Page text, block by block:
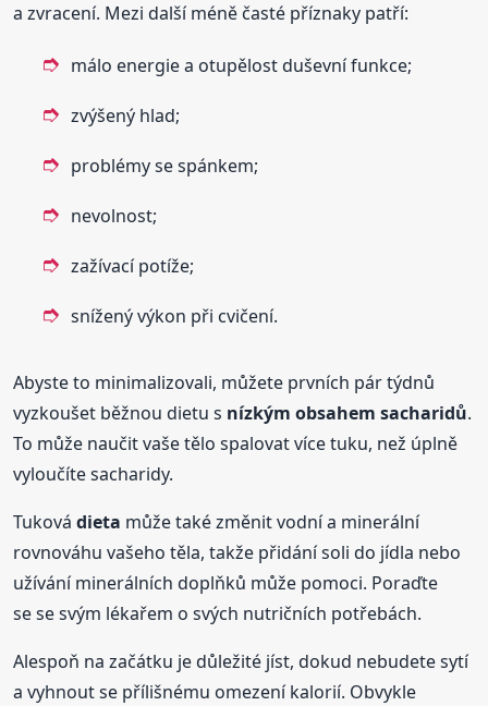
a zvracení. Mezi další méně časté příznaky patří:
málo energie a otupělost duševní funkce;
zvýšený hlad;
problémy se spánkem;
nevolnost;
zažívací potíže;
snížený výkon při cvičení.
Abyste to minimalizovali, můžete prvních pár týdnů
vyzkoušet běžnou dietu s nízkým obsahem sacharidů.
To může naučit vaše tělo spalovat více tuku, než úplně
vyloučíte sacharidy.
Tukovádieta může také změnit vodní a minerální
rovnováhu vašeho těla, takže přidání soli do jídla nebo
užívání minerálních doplňků může pomoci. Poraďte
se se svým lékařem o svých nutričních potřebách.
Alespoň na začátku je důležité jíst, dokud nebudete sytí
a vyhnout se přílišnému omezení kalorií. Obvykle